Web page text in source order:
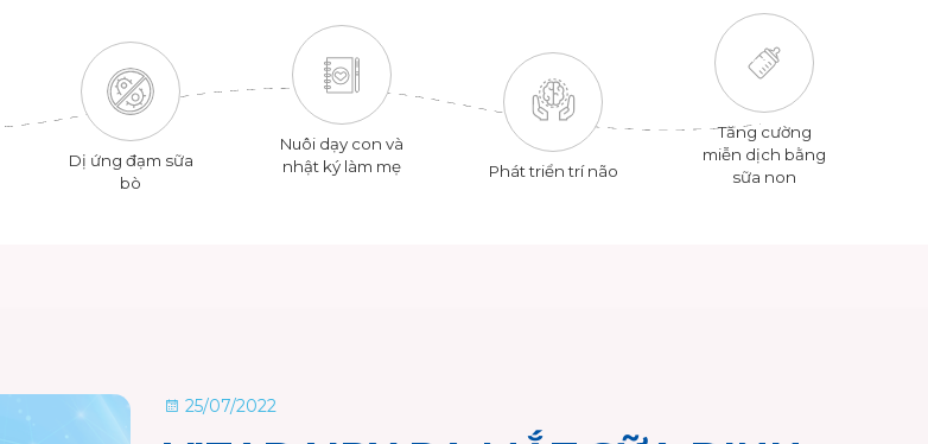
Dị ứng đạm sữa
bò
Nuôi dạy con và
nhật ký làm mẹ
Phát triển trí não
Tăng cường
miễn dịch bằng
sữa non
25/07/2022